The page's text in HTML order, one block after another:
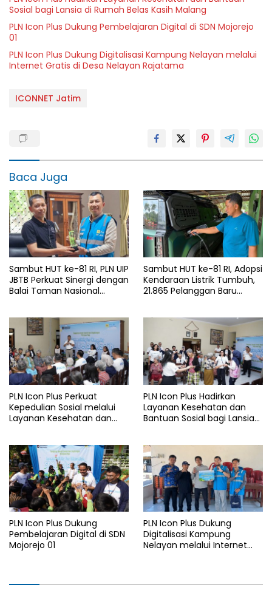
Sosial bagi Lansia di Rumah Belas Kasih Malang
PLN Icon Plus Dukung Pembelajaran Digital di SDN Mojorejo
01
PLN Icon Plus Dukung Digitalisasi Kampung Nelayan melalui
Internet Gratis di Desa Nelayan Rajatama
ICONNET Jatim
Baca Juga
Sambut HUT ke-81 RI, PLN UIP
JBTB Perkuat Sinergi dengan
Balai Taman Nasional
kV Paiton–
Watudodol/Kalipuro
Sambut HUT ke-81 RI, Adopsi
Kendaraan Listrik Tumbuh,
21.865 Pelanggan Baru
PLN Icon Plus Perkuat
Kepedulian Sosial melalui
Layanan Kesehatan dan
PLN Icon Plus Hadirkan
Layanan Kesehatan dan
Bantuan Sosial bagi Lansia
PLN Icon Plus Dukung
Pembelajaran Digital di SDN
Mojorejo 01
PLN Icon Plus Dukung
Digitalisasi Kampung
Nelayan melalui Internet